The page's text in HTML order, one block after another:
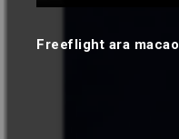
Freeflight ara macao